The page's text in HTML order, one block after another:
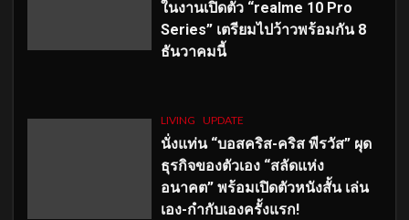
ในงานเปิดตัว “realme 10 Pro
Series” เตรียมไปว้าวพร้อมกัน 8
ธันวาคมนี้
LIVING UPDATE
นั่งแท่น “บอสคริส-คริส พีรวัส” ผุด
ธุรกิจของตัวเอง “สลัดแห่ง
อนาคต” พร้อมเปิดตัวหนังสั้น เล่น
เอง-กำกับเองครั้งแรก!